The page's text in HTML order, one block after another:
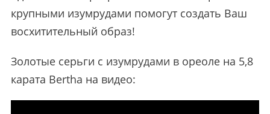
крупными изумрудами помогут создать Ваш
восхитительный образ!
Золотые серьги с изумрудами в ореоле на 5,8
карата Bertha на видео: